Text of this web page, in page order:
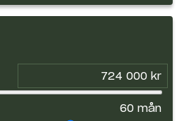
60 mån